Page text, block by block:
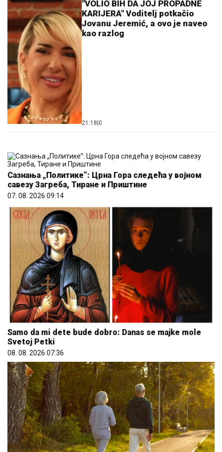
"VOLIO BIH DA JOJ PROPADNE
KARIJERA" Voditelj potkačio
Jovanu Jeremić, a ovo je naveo
kao razlog
21:18 0
Сазнања „Политике”: Црна Гора следећа у војном
савезу Загреба, Тиране и Приштине
07. 08. 2026 09:14
Samo da mi dete bude dobro: Danas se majke mole
Svetoj Petki
08. 08. 2026 07:36